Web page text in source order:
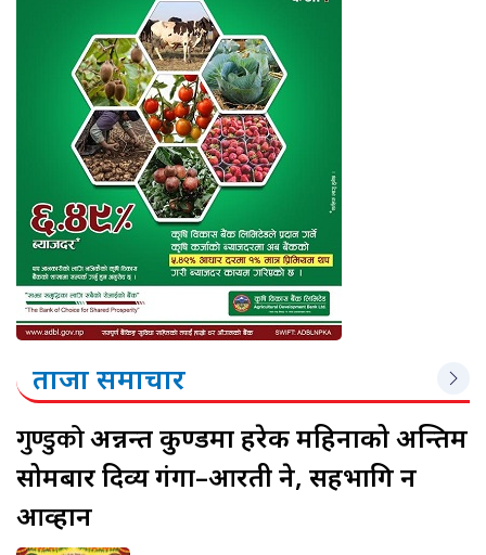
ताजा समाचार
गुण्डुकोअन्नन्त कुण्डमा हरेक महिनाको अन्तिम
सोमबार दिव्य गंगा–आरती हुने, सहभागि हुन
आव्हान